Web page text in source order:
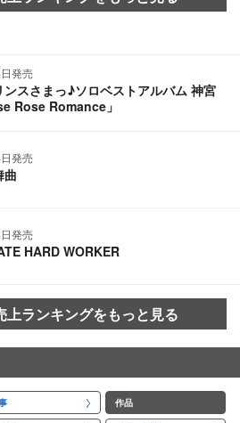
発売
スさまっ♪ソロベストアルバム 神宮
Rose Romance」
発売
曲
発売
HARD WORKER
上ランキングをもっと見る
作品